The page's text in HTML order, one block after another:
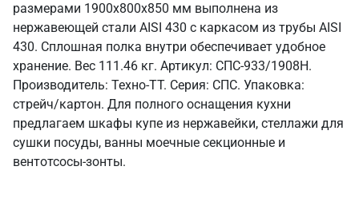
размерами 1900x800x850 мм выполнена из
нержавеющей стали AISI 430 с каркасом из трубы AISI
430. Сплошная полка внутри обеспечивает удобное
хранение. Вес 111.46 кг. Артикул: СПС-933/1908Н.
Производитель: Техно-ТТ. Серия: СПС. Упаковка:
стрейч/картон. Для полного оснащения кухни
предлагаем шкафы купе из нержавейки, стеллажи для
сушки посуды, ванны моечные секционные и
вентотсосы-зонты.